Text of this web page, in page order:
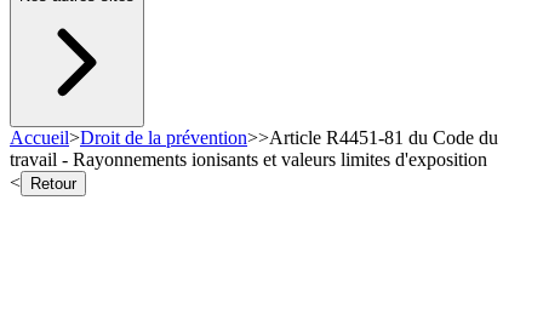
Accueil>Droit de la prévention>>Article R4451-81 du Code du
travail - Rayonnements ionisants et valeurs limites d'exposition
<
Retour